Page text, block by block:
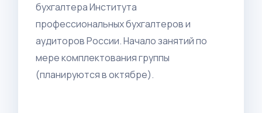
бухгалтера Института
профессиональных бухгалтеров и
аудиторов России. Начало занятий по
мере комплектования группы
(планируются в октябре).